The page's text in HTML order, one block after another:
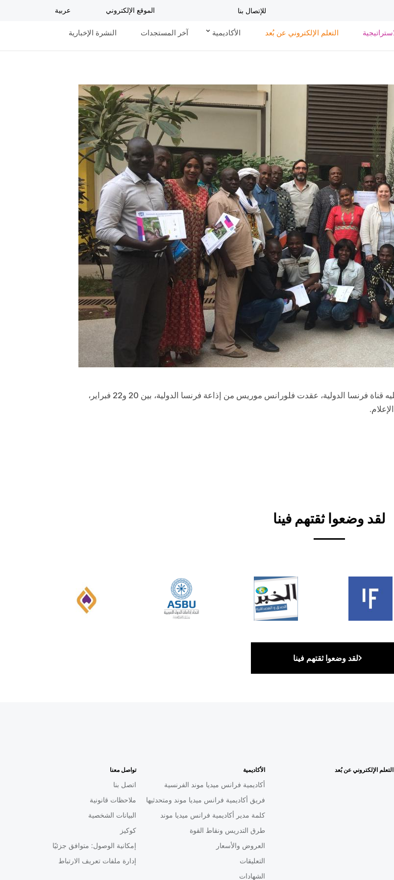
المحتوى
الرئيسي
للإتصال بنا الموقع الإلكتروني عربية
التعلم الإلكتروني عن بُعد الأكاديمية آخر المستجدات النشرة الإخبارية
ضمن إطار مشروع بعنوان "صوتان، مستقبل"، تُشرف عليه قناة فرنسا الدولية، عقدت فلورانس موريس من إذاعة فرنسا الدولية، بين 20 و22 فبراير،
لقد وضعوا ثقتهم فينا
لقد وضعوا ثقتهم فينا
التعلم الإلكتروني عن بُعد الأكاديمية
أكاديمية فرانس ميديا موند الفرنسية
فريق أكاديمية فرانس ميديا موند ومتحدثيها
كلمة مدير أكاديمية فرانس ميديا موند
طرق التدريس ونقاط القوة
العروض والأسعار
التعليقات
الشهادات
تواصل معنا
اتصل بنا
ملاحظات قانونية
البيانات الشخصية
كوكيز
إمكانية الوصول: متوافق جزئيًا
إدارة ملفات تعريف الارتباط